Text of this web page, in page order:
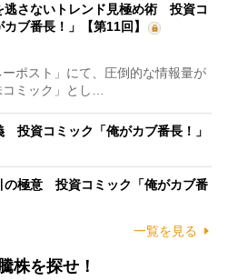
逃さないトレンド見極め術 投資コ
カブ番長！」【第11回】
ポスト」にて、圧倒的な情報量が
ミック」とし…
投資コミック「俺がカブ番長！」
の極意 投資コミック「俺がカブ番
一覧を見る
株を探せ！